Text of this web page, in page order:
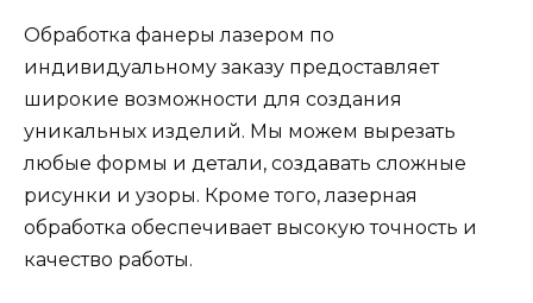
Обработка фанеры лазером по
индивидуальному заказу предоставляет
широкие возможности для создания
уникальных изделий. Мы можем вырезать
любые формы и детали, создавать сложные
рисунки и узоры. Кроме того, лазерная
обработка обеспечивает высокую точность и
качество работы.